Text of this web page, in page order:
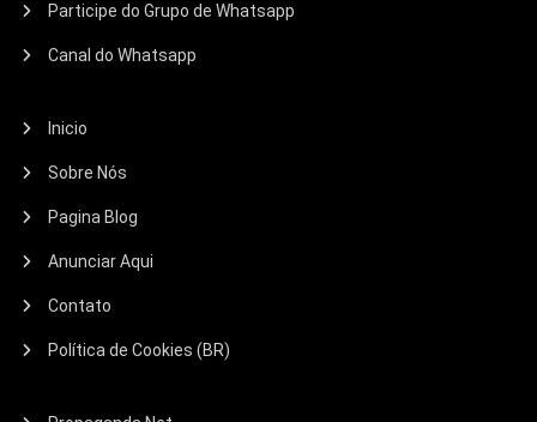
Participe do Grupo de Whatsapp
Canal do Whatsapp
Inicio
Sobre Nós
Pagina Blog
Anunciar Aqui
Contato
Política de Cookies (BR)